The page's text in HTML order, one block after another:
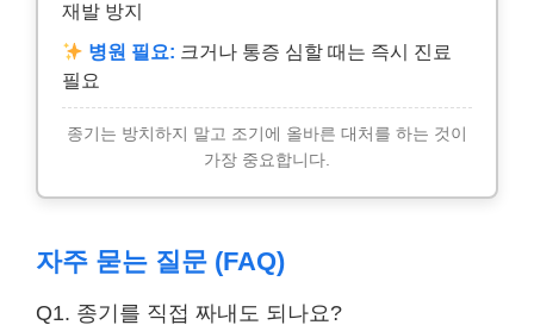
재발 방지
병원 필요: 크거나 통증 심할 때는 즉시 진료
필요
종기는 방치하지 말고 조기에 올바른 대처를 하는 것이
가장 중요합니다.
자주 묻는 질문 (FAQ)
Q1. 종기를 직접 짜내도 되나요?